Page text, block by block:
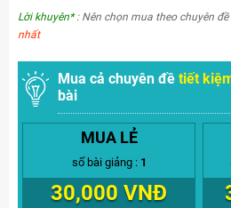
Lời khuyên*: Nên chọn mua theo chuyên
nhất
Mua cả chuyên đề tiết
bài
MUA LẺ
số bài giảng : 1
30,000 VNĐ